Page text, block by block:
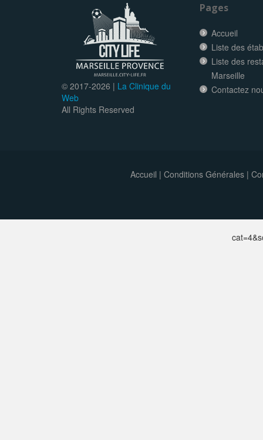
© 2017-2026 | La Clinique du
Web
All Rights Reserved
Pages
Accueil
Liste des
Liste des
Marseille
Contactez
Accueil | Conditions Générales|